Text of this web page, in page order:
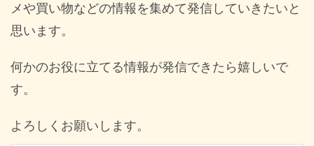
メや買い物などの情報を集めて発信していきたいと
思います。
何かのお役に立てる情報が発信できたら嬉しいで
す。
よろしくお願いします。